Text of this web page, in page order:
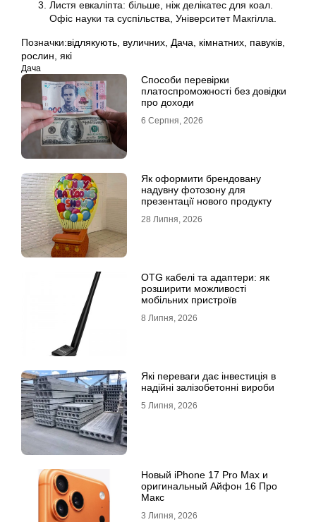
Листя евкаліпта: більше, ніж делікатес для коал.
Офіс науки та суспільства, Університет Макгілла.
Позначки:відлякують, вуличних, Дача, кімнатних, павуків,
рослин, які
Дача
Способи перевірки
платоспроможності без довідки
про доходи
6 Серпня, 2026
Як оформити брендовану
надувну фотозону для
презентації нового продукту
28 Липня, 2026
OTG кабелі та адаптери: як
розширити можливості
мобільних пристроїв
8 Липня, 2026
Які переваги дає інвестиція в
надійні залізобетонні вироби
5 Липня, 2026
Новый iPhone 17 Pro Max и
оригинальный Айфон 16 Про
Макс
3 Липня, 2026